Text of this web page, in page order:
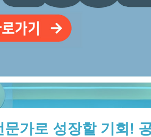
문가로 성장할 기회!